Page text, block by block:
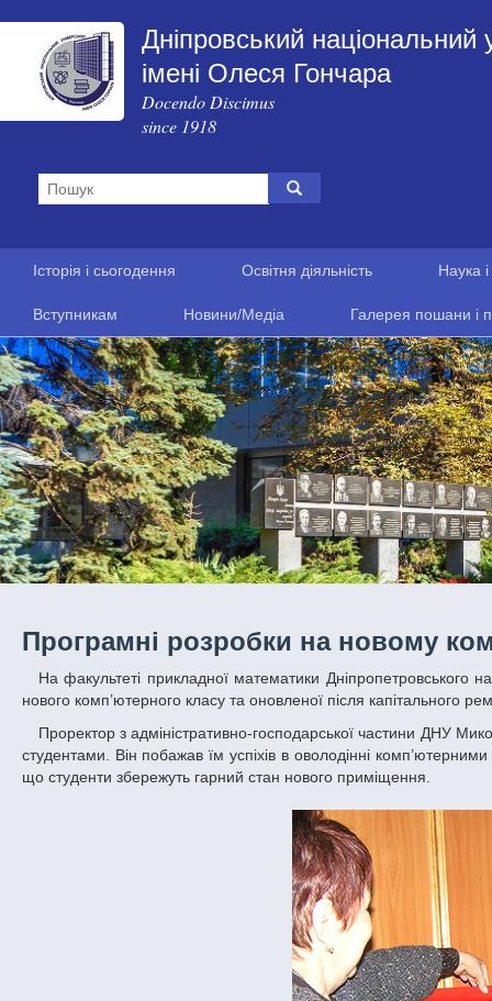
Дніпровський національний
імені Олеся Гончара
Docendo Discimus
since 1918
Історія і сьогодення Освітня діяльність Наука
Вступникам Новини/Медіа Галерея пошани і
Програмні розробки на новому
На факультеті прикладної математики Дніпропетровського національного університету імені Олеся Гончара відбулося урочисте відкриття
нового комп’ютерного класу та оновленої після капітального
Проректор з адміністративно-господарської частини ДНУ Микола Ружин урочисто перерізав червону стрічку аудиторії №31 і виступив перед
студентами. Він побажав їм успіхів в оволодінні
що студенти збережуть гарний стан нового приміщення.